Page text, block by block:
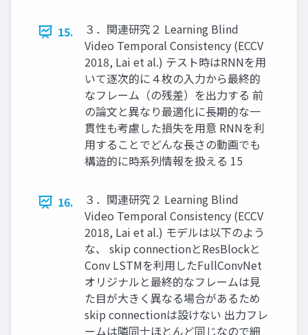
15.
３．関連研究２ Learning Blind
Video Temporal Consistency (ECCV
2018, Lai et al.) テスト時はRNNを用
いて逐次的に４枚の入力から最終的
なフレーム（の残差）を出力する 前
の論文と異なり最適化に長期的な一
貫性も考慮した損失を用意 RNNを利
用することでどんな長さの動画でも
構造的に時系列情報を扱える 15
16.
３．関連研究２ Learning Blind
Video Temporal Consistency (ECCV
2018, Lai et al.) モデルは以下のよう
な、 skip connectionとResBlockと
Conv LSTMを利用したFullConvNet
オリジナルと最終的なフレームは見
た目が大きく異なる場合があるため
skip connectionは設けない 出力フレ
ームは隣同士ほとんど同じなので細